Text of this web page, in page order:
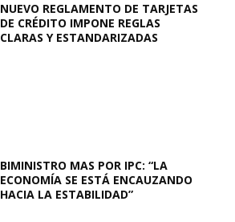
NUEVO REGLAMENTO DE TARJETAS
DE CRÉDITO IMPONE REGLAS
CLARAS Y ESTANDARIZADAS
BIMINISTRO MAS POR IPC: “LA
ECONOMÍA SE ESTÁ ENCAUZANDO
HACIA LA ESTABILIDAD”